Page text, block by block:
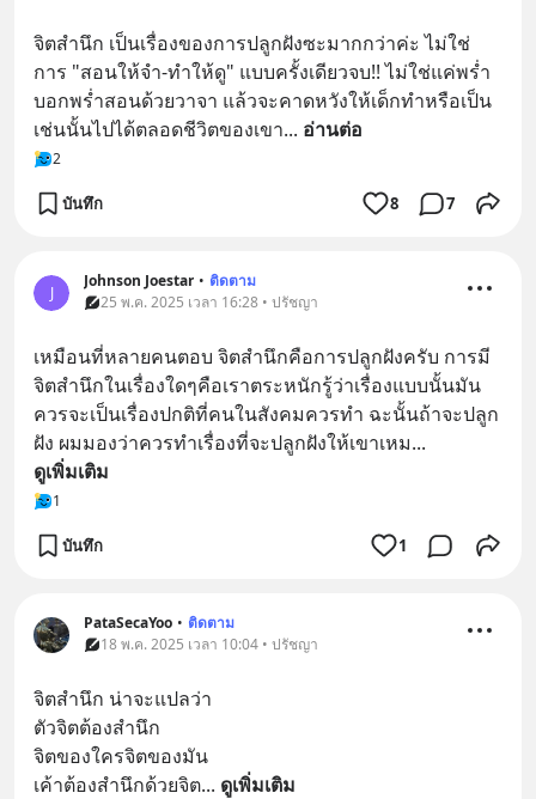
จิตสำนึก เป็นเรื่องของการปลูกฝังซะมากกว่าค่ะ ไม่ใช่
การ "สอนให้จำ-ทำให้ดู" แบบครั้งเดียวจบ!! ไม่ใช่แค่พร่ำ
บอกพร่ำสอนด้วยวาจา แล้วจะคาดหวังให้เด็กทำหรือเป็น
เช่นนั้นไปได้ตลอดชีวิตของเขา... อ่านต่อ
2
บันทึก 8 7
J
Johnson Joestar • ติดตาม
25 พ.ค. 2025 เวลา 16:28 • ปรัชญา
เหมือนที่หลายคนตอบ จิตสำนึกคือการปลูกฝังครับ การมี
จิตสำนึกในเรื่องใดๆคือเราตระหนักรู้ว่าเรื่องแบบนั้นมัน
ควรจะเป็นเรื่องปกติที่คนในสังคมควรทำ ฉะนั้นถ้าจะปลูก
ฝัง ผมมองว่าควรทำเรื่องที่จะปลูกฝังให้เขาเหม...
ดูเพิ่มเติม
1
บันทึก 1
PataSecaYoo • ติดตาม
18 พ.ค. 2025 เวลา 10:04 • ปรัชญา
จิตสำนึก น่าจะแปลว่า
ตัวจิตต้องสำนึก
จิตของใครจิตของมัน
เค้าต้องสำนึกด้วยจิต... ดูเพิ่มเติม